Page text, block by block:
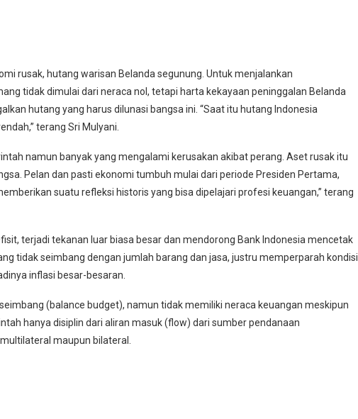
rusak, hutang warisan Belanda segunung. Untuk menjalankan
tidak dimulai dari neraca nol, tetapi harta kekayaan peninggalan Belanda
hutang yang harus dilunasi bangsa ini. “Saat itu hutang Indonesia
terang Sri Mulyani.
namun banyak yang mengalami kerusakan akibat perang. Aset rusak itu
Pelan dan pasti ekonomi tumbuh mulai dari periode Presiden Pertama,
suatu refleksi historis yang bisa dipelajari profesi keuangan,” terang
terjadi tekanan luar biasa besar dan mendorong Bank Indonesia mencetak
tidak seimbang dengan jumlah barang dan jasa, justru memperparah kondisi
inflasi besar-besaran.
(balance budget), namun tidak memiliki neraca keuangan meskipun
hanya disiplin dari aliran masuk (flow) dari sumber pendanaan
maupun bilateral.